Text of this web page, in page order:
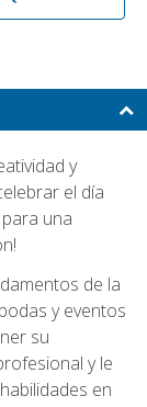
y
el día
una
de la
y eventos
su
y le
en